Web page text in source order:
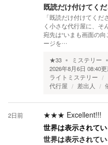
既読だけ付けてく
「既読だけ付けてく
く小さな代行屋に、そ
宛先は“いまも画面の
ージを…
★33 ミステリー
2026年8月6日 08:40
ライトミステリー
代行屋
差出人
2日前 ★★★ Excellent!!!
世界は表示されて
世界は表示されて